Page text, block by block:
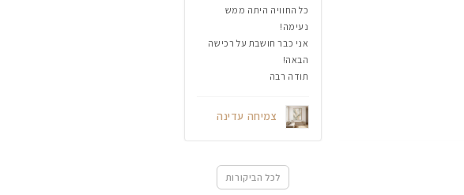
כל החוויה היתה ממש
נעימה!
אני כבר חושבת על רכישה
הבאה!
תודה רבה
צמיחה עדינה
לכל הביקורות